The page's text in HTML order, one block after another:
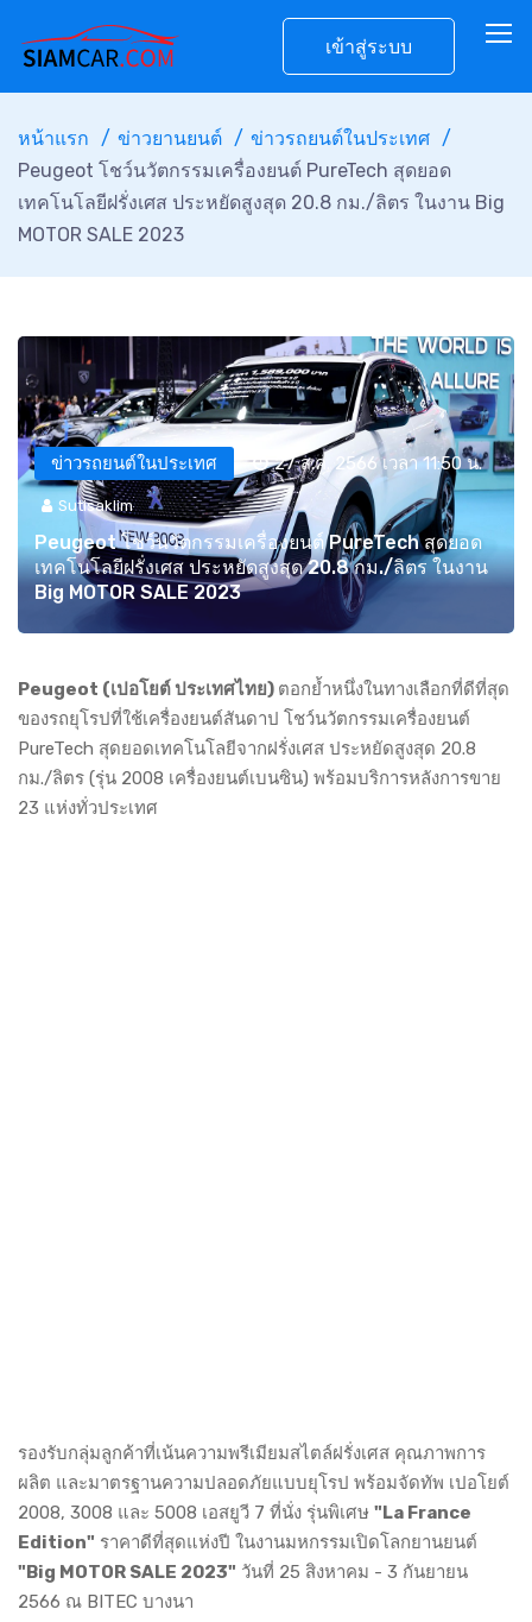
เข้าสู่ระบบ
หน้าแรก ข่าวยานยนต์
ข่าวรถยนต์ในประเทศ
Peugeot โชว์นวัตกรรมเครื่องยนต์ PureTech สุดยอด
เทคโนโลยีฝรั่งเศส ประหยัดสูงสุด 20.8 กม./ลิตร ในงาน Big
MOTOR SALE 2023
ข่าวรถยนต์ในประเทศ 27 ส.ค. 2566 เวลา 11:50 น.
Sutisaklim
Peugeot โชว์นวัตกรรมเครื่องยนต์ PureTech สุดยอด
เทคโนโลยีฝรั่งเศส ประหยัดสูงสุด 20.8 กม./ลิตร ในงาน
Big MOTOR SALE 2023
Peugeot (เปอโยต์ ประเทศไทย) ตอกย้ำหนึ่งในทางเลือกที่ดีที่สุด
ของรถยุโรปที่ใช้เครื่องยนต์สันดาป โชว์นวัตกรรมเครื่องยนต์
PureTech สุดยอดเทคโนโลยีจากฝรั่งเศส ประหยัดสูงสุด 20.8
กม./ลิตร (รุ่น 2008 เครื่องยนต์เบนซิน) พร้อมบริการหลังการขาย
23 แห่งทั่วประเทศ
รองรับกลุ่มลูกค้าที่เน้นความพรีเมียมสไตล์ฝรั่งเศส คุณภาพการ
ผลิต และมาตรฐานความปลอดภัยแบบยุโรป พร้อมจัดทัพ เปอโยต์
2008, 3008 และ 5008 เอสยูวี 7 ที่นั่ง รุ่นพิเศษ "La France
Edition" ราคาดีที่สุดแห่งปี ในงานมหกรรมเปิดโลกยานยนต์
"Big MOTOR SALE 2023" วันที่ 25 สิงหาคม - 3 กันยายน
2566 ณ BITEC บางนา